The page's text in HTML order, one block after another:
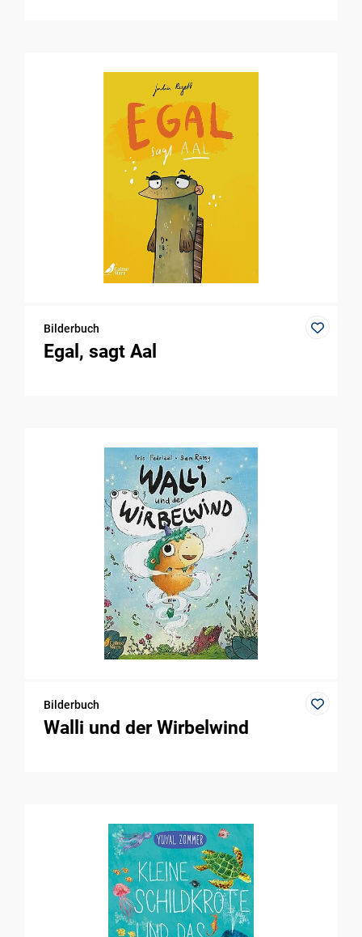
Bilderbuch
Egal, sagt Aal
Bilderbuch
Walli und der Wirbelwind